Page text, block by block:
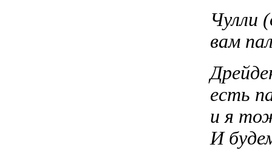
Чулли
вам
есть
и я
И